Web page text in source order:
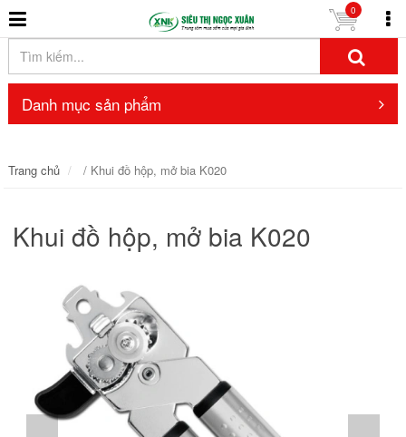
0
Danh mục sản phẩm
Trang chủ / Khui đồ hộp, mở bia K020
Khui đồ hộp, mở bia K020